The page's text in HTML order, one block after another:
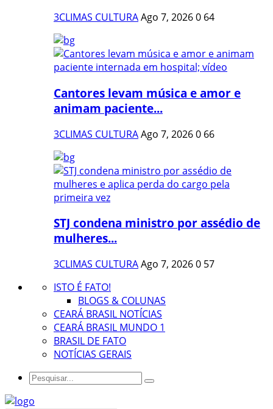
3CLIMAS CULTURAAgo 7, 20260 64
Cantores levam música e amor e
animam paciente...
3CLIMAS CULTURAAgo 7, 20260 66
STJ condena ministro por assédio de
mulheres...
3CLIMAS CULTURAAgo 7, 20260 57
ISTO É FATO!
BLOGS & COLUNAS
CEARÁ BRASIL NOTÍCIAS
CEARÁ BRASIL MUNDO 1
BRASIL DE FATO
NOTÍCIAS GERAIS